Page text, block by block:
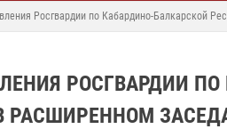
Росгвардии по Кабардино-Балкарской
РОСГВАРДИИ
РАСШИРЕННОМ